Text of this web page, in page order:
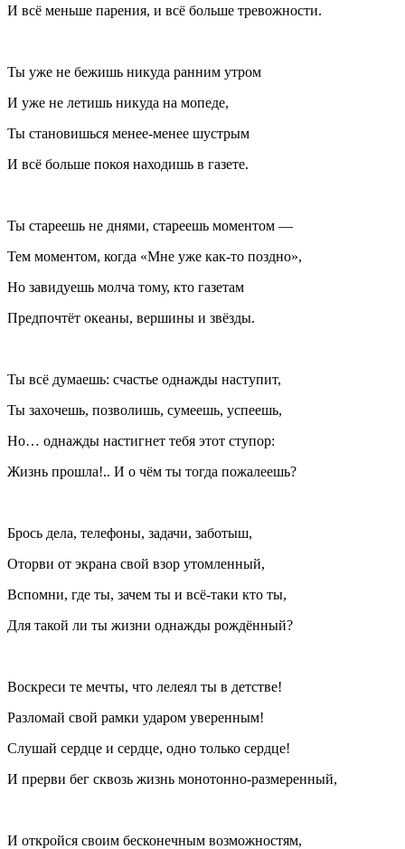
И всё меньше парения, и всё больше тревожности.
Ты уже не бежишь никуда ранним утром
И уже не летишь никуда на мопеде,
Ты становишься менее-менее шустрым
И всё больше покоя находишь в газете.
Ты стареешь не днями, стареешь моментом —
Тем моментом, когда «Мне уже как-то поздно»,
Но завидуешь молча тому, кто газетам
Предпочтёт океаны, вершины и звёзды.
Ты всё думаешь: счастье однажды наступит,
Ты захочешь, позволишь, сумеешь, успеешь,
Но… однажды настигнет тебя этот ступор:
Жизнь прошла!.. И о чём ты тогда пожалеешь?
Брось дела, телефоны, задачи, заботыш,
Оторви от экрана свой взор утомленный,
Вспомни, где ты, зачем ты и всё-таки кто ты,
Для такой ли ты жизни однажды рождённый?
Воскреси те мечты, что лелеял ты в детстве!
Разломай свой рамки ударом уверенным!
Слушай сердце и сердце, одно только сердце!
И прерви бег сквозь жизнь монотонно-размеренный,
И откройся своим бесконечным возможностям,